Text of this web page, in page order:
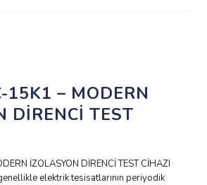
15K1 – MODERN
DİRENCİ TEST
İZOLASYON DİRENCİ TEST CİHAZI
elektrik tesisatlarının periyodik